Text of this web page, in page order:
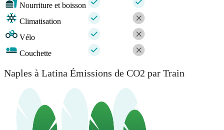
Nourriture et boisson
Climatisation
Vélo
Couchette
Naples à Latina Émissions de CO2 par Train